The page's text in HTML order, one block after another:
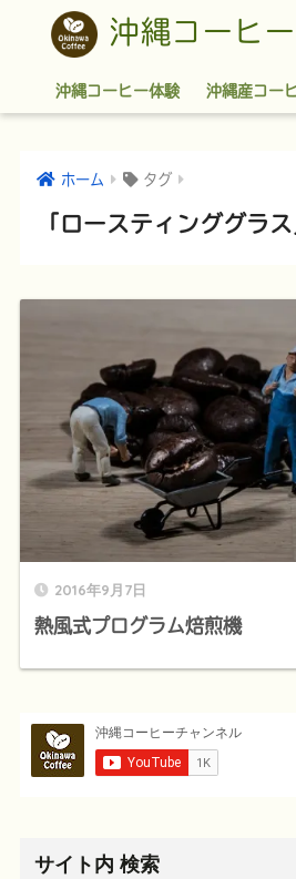
沖縄コーヒ
沖縄コーヒー体験 沖縄産コー
ホーム タグ
「ロースティンググラ
2016年9月7日
熱風式プログラム焙煎機
サイト内 検索